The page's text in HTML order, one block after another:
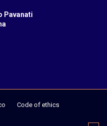
Pavanati
Code of ethics